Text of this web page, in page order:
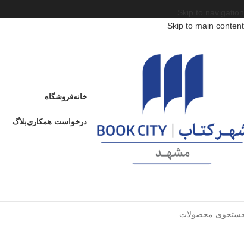
Skip to main content
خانهفروشگاه
درخواست همکاریبلاگ